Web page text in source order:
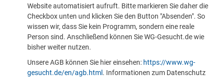
Website automatisiert aufruft. Bitte markieren Sie daher die
Checkbox unten und klicken Sie den Button "Absenden". So
wissen wir, dass Sie kein Programm, sondern eine reale
Person sind. Anschließend können Sie WG-Gesucht.de wie
bisher weiter nutzen.
Unsere AGB können Sie hier einsehen: https://www.wg-
gesucht.de/en/agb.html . Informationen zum Datenschutz